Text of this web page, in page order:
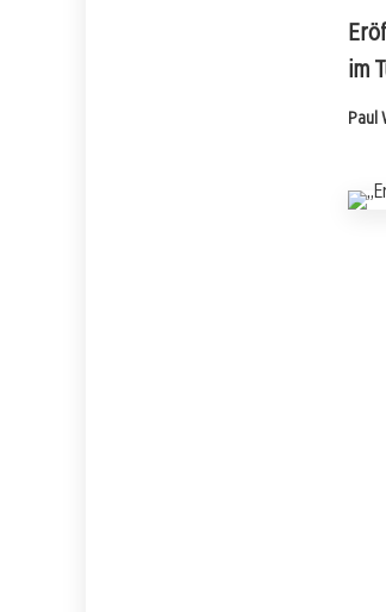
im
Paul